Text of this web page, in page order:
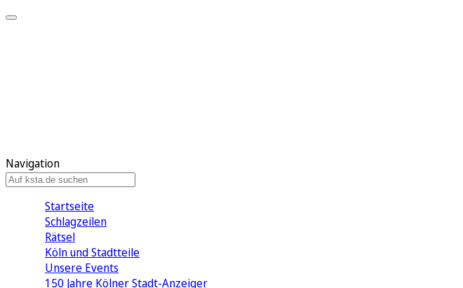
Navigation
Startseite
Schlagzeilen
Rätsel
Köln und Stadtteile
Unsere Events
150 Jahre Kölner Stadt-Anzeiger